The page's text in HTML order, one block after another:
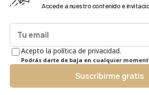
Accede a nuestro contenido e
Acepto la política de privacidad.
Podrás darte de baja en cualquier
Suscribirme gratis